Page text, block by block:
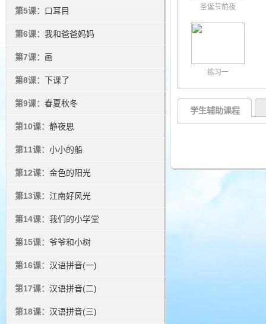
第5课： 口耳目
第6课： 我和爸爸妈妈
第7课： 画
第8课： 下课了
第9课： 春夏秋冬
第10课： 静夜思
第11课： 小小的船
第12课： 金色的阳光
第13课： 江南好风光
第14课： 我们的小学堂
第15课： 爷爷和小树
第16课： 汉语拼音(一)
第17课： 汉语拼音(二)
第18课： 汉语拼音(三)
圣诞节前夜
练习一
学生辅助课程